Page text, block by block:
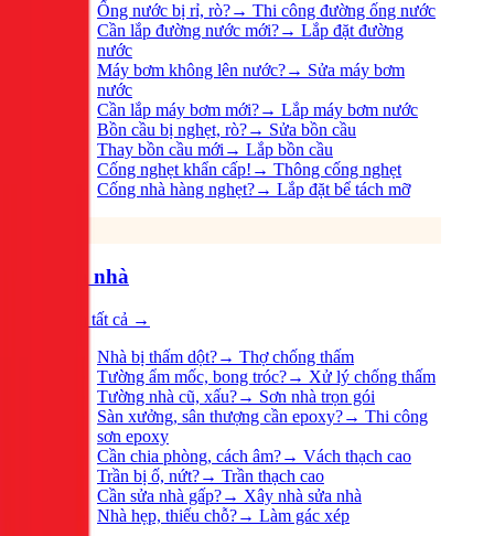
Ống nước bị rỉ, rò?→ Thi công đường ống nước
Cần lắp đường nước mới?→ Lắp đặt đường
nước
Máy bơm không lên nước?→ Sửa máy bơm
nước
Cần lắp máy bơm mới?→ Lắp máy bơm nước
Bồn cầu bị nghẹt, rò?→ Sửa bồn cầu
Thay bồn cầu mới → Lắp bồn cầu
Cống nghẹt khẩn cấp! → Thông cống nghẹt
Cống nhà hàng nghẹt?→ Lắp đặt bể tách mỡ
Sửa nhà
Xem tất cả →
Nhà bị thấm dột?→ Thợ chống thấm
Tường ẩm mốc, bong tróc?→ Xử lý chống thấm
Tường nhà cũ, xấu?→ Sơn nhà trọn gói
Sàn xưởng, sân thượng cần epoxy?→ Thi công
sơn epoxy
Cần chia phòng, cách âm?→ Vách thạch cao
Trần bị ố, nứt?→ Trần thạch cao
Cần sửa nhà gấp?→ Xây nhà sửa nhà
Nhà hẹp, thiếu chỗ?→ Làm gác xép